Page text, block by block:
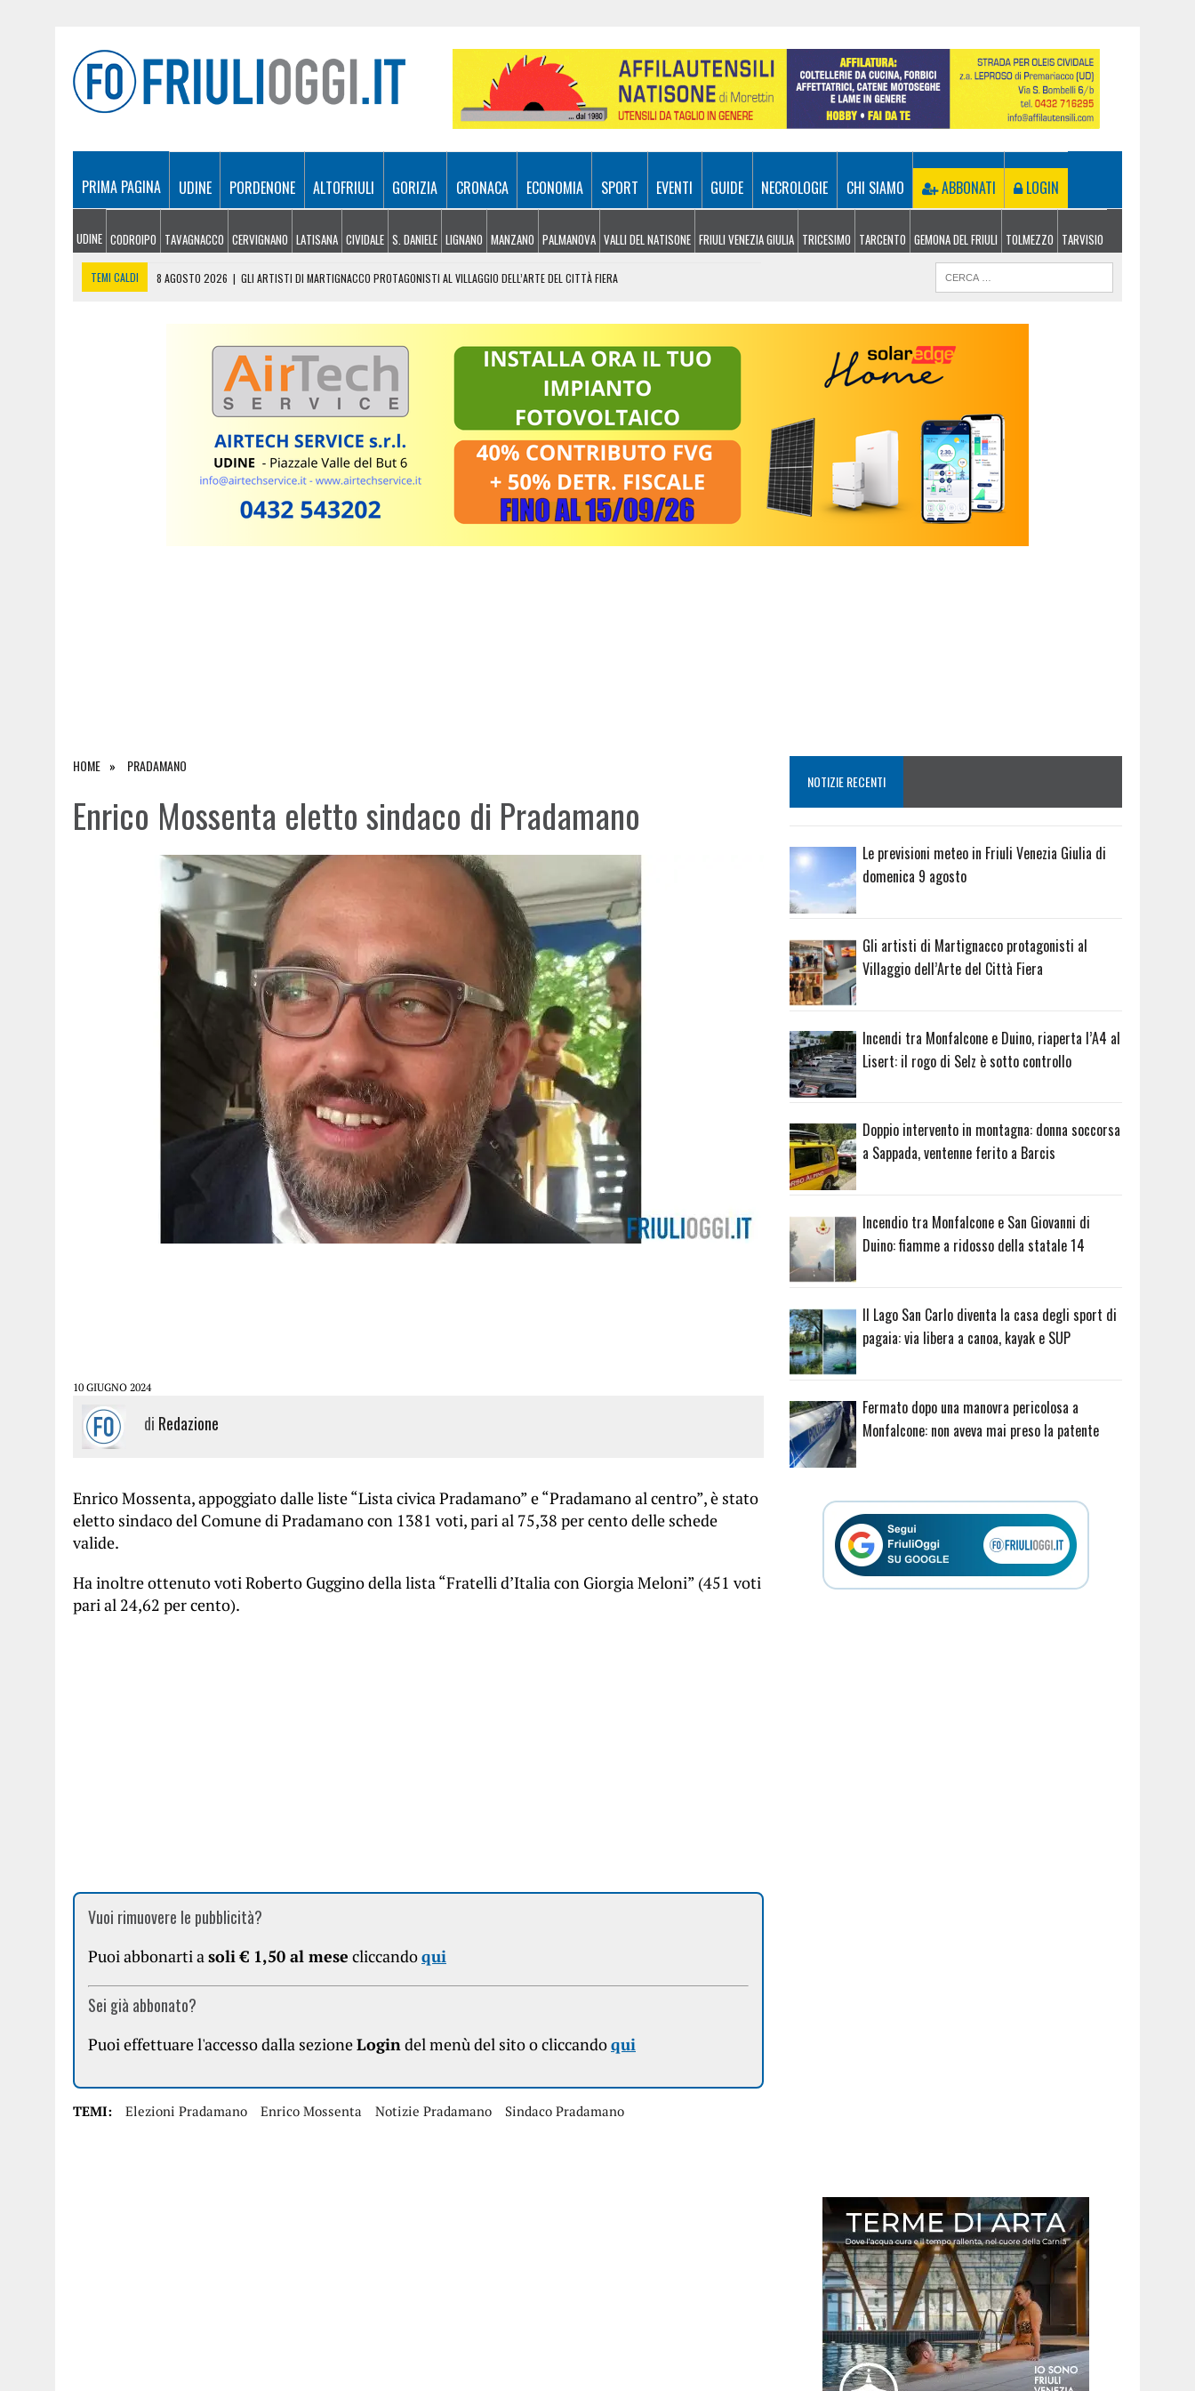
PRIMA PAGINA UDINE PORDENONE ALTOFRIULI GORIZIA CRONACA ECONOMIA SPORT EVENTI GUIDE NECROLOGIE CHI SIAMO ABBONATI LOGIN
UDINE CODROIPO TAVAGNACCO CERVIGNANO LATISANA CIVIDALE S. DANIELE LIGNANO MANZANO PALMANOVA VALLI DEL NATISONE FRIULI VENEZIA GIULIA TRICESIMO TARCENTO GEMONA DEL FRIULI TOLMEZZO TARVISIO
TEMI CALDI 8 AGOSTO 2026 | GLI ARTISTI DI MARTIGNACCO PROTAGONISTI AL VILLAGGIO DELL’ARTE DEL CITTÀ FIERA
INCENDIO TRA MONFALCONE E SAN GIOVANNI DI DUINO: FIAMME A RIDOSSO DELLA STATALE 14
LE PREVISIONI METEO IN FRIULI VENEZIA GIULIA DI DOMENICA 9 AGOSTO
HOME PRADAMANO
Enrico Mossenta eletto sindaco di Pradamano
10 GIUGNO 2024
di Redazione
Enrico Mossenta, appoggiato dalle liste “Lista civica Pradamano” e “Pradamano al centro”, è stato
eletto sindaco del Comune di Pradamano con 1381 voti, pari al 75,38 per cento delle schede
valide.
Ha inoltre ottenuto voti Roberto Guggino della lista “Fratelli d’Italia con Giorgia Meloni” (451 voti
pari al 24,62 per cento).
Vuoi rimuovere le pubblicità?
Puoi abbonarti asoli € 1,50 al mese cliccandoqui
Sei già abbonato?
Puoi effettuare l'accesso dalla sezioneLogindel menù del sito o cliccandoqui
TEMI: Elezioni Pradamano Enrico Mossenta Notizie Pradamano Sindaco Pradamano
NOTIZIE RECENTI
Le previsioni meteo in Friuli Venezia Giulia di
domenica 9 agosto
Gli artisti di Martignacco protagonisti al
Villaggio dell’Arte del Città Fiera
Incendi tra Monfalcone e Duino, riaperta l’A4 al
Lisert: il rogo di Selz è sotto controllo
Doppio intervento in montagna: donna soccorsa
a Sappada, ventenne ferito a Barcis
Incendio tra Monfalcone e San Giovanni di
Duino: fiamme a ridosso della statale 14
Il Lago San Carlo diventa la casa degli sport di
pagaia: via libera a canoa, kayak e SUP
Fermato dopo una manovra pericolosa a
Monfalcone: non aveva mai preso la patente